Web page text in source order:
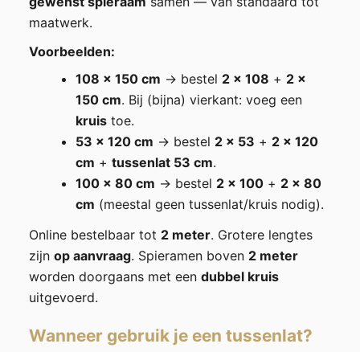
maatwerk.
Voorbeelden:
108 × 150 cm → bestel 2 × 108 + 2 ×
150 cm. Bij (bijna) vierkant: voeg een
kruis toe.
53 × 120 cm → bestel 2 × 53 + 2 × 120
cm + tussenlat 53 cm.
100 × 80 cm → bestel 2 × 100 + 2 × 80
cm (meestal geen tussenlat/kruis nodig).
Online bestelbaar tot 2 meter. Grotere lengtes
zijn op aanvraag. Spieramen boven 2 meter
worden doorgaans met een dubbel kruis
uitgevoerd.
Wanneer gebruik je een tussenlat?